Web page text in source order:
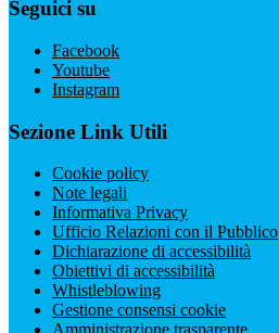
Seguici su
Facebook
Youtube
Instagram
Sezione Link Utili
Cookie policy
Note legali
Informativa Privacy
Ufficio Relazioni con il Pubblico
Dichiarazione di accessibilità
Obiettivi di accessibilità
Whistleblowing
Gestione consensi cookie